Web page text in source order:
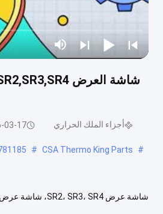
أجزاء الملك الحراري 03-17
#
CSA Thermo King Parts
#
Thermo King Parts